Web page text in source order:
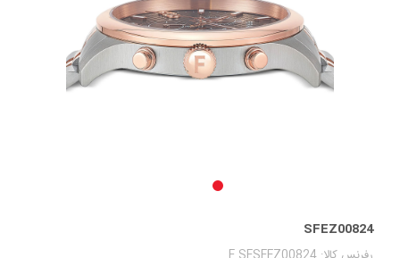
SFEZ00824